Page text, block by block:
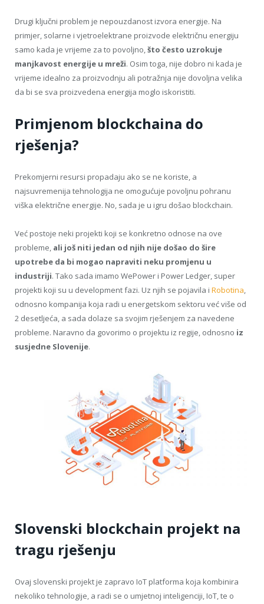
Drugi ključni problem je nepouzdanost izvora energije. Na
primjer, solarne i vjetroelektrane proizvode električnu energiju
samo kada je vrijeme za to povoljno,što često uzrokuje
manjkavost energije u mreži. Osim toga, nije dobro ni kada je
vrijeme idealno za proizvodnju ali potražnja nije dovoljna velika
da bi se sva proizvedena energija moglo iskoristiti.
Primjenom blockchaina do
rješenja?
Prekomjerni resursi propadaju ako se ne koriste, a
najsuvremenija tehnologija ne omogućuje povoljnu pohranu
viška električne energije. No, sada je u igru došao blockchain.
Već postoje neki projekti koji se konkretno odnose na ove
probleme, ali još niti jedan od njih nije došao do šire
upotrebe da bi mogao napraviti neku promjenu u
industriji. Tako sada imamo WePower i Power Ledger, super
projekti koji su u development fazi. Uz njih se pojavila i Robotina,
odnosno kompanija koja radi u energetskom sektoru već više od
2 desetljeća, a sada dolaze sa svojim rješenjem za navedene
probleme. Naravno da govorimo o projektu iz regije, odnosno iz
susjedne Slovenije.
Slovenski blockchain projekt na
tragu rješenju
Ovaj slovenski projekt je zapravo IoT platforma koja kombinira
nekoliko tehnologije, a radi se o umjetnoj inteligenciji, IoT, te o